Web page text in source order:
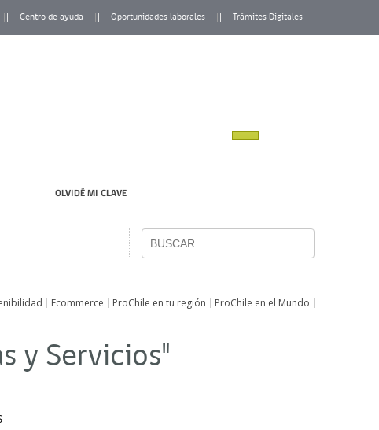
Centro de ayuda Oportunidades laborales Trámites Digitales
OLVIDÉ MI CLAVE
Ecommerce ProChile en tu región ProChile en el Mundo
y Servicios"